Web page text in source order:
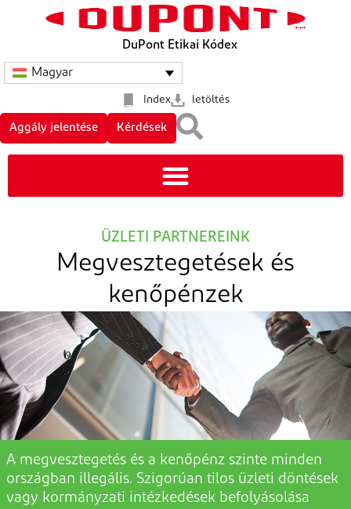
DuPont Etikai Kódex
Magyar
Index letöltés
Aggály jelentése Kérdések
ÜZLETI PARTNEREINK
Megvesztegetések és
kenőpénzek
A megvesztegetés és a kenőpénz szinte minden
országban illegális. Szigorúan tilos üzleti döntések
vagy kormányzati intézkedések befolyásolása